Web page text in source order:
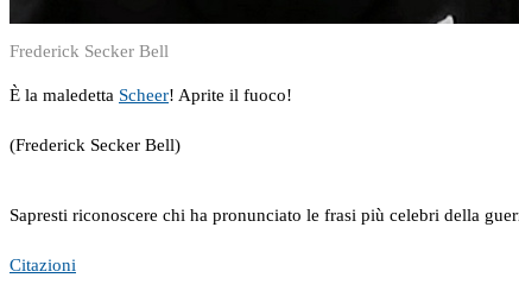
Frederick Secker Bell
È la maledetta Scheer! Aprite il fuoco!
(Frederick Secker Bell)
Sapresti riconoscere chi ha pronunciato le frasi più celebri della
Citazioni